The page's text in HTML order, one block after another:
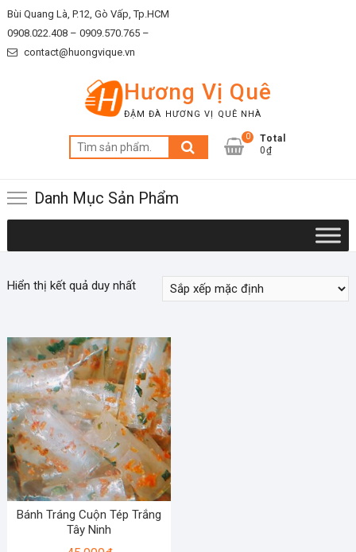
Skip
to
content
Bùi Quang Là, P.12, Gò Vấp, Tp.HCM
0908.022.408 – 0909.570.765 –
contact@huongvique.vn
Hương Vị Quê
ĐẬM ĐÀ HƯƠNG VỊ QUÊ NHÀ
Tìm
kiếm:
0
Total
0₫
Danh Mục Sản Phẩm
Hiển thị kết quả duy nhất
Bánh Tráng Cuộn Tép Trắng
Tây Ninh